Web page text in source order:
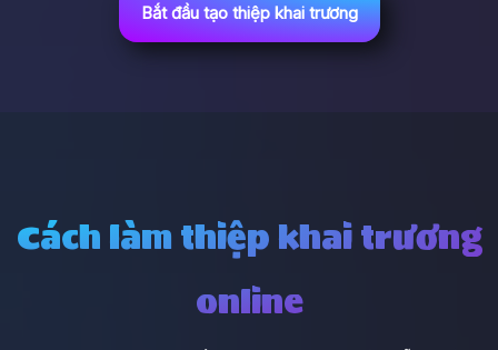
Bắt đầu tạo thiệp khai trương
Cách làm thiệp khai trương
online